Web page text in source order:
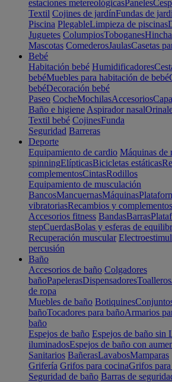
estaciones metereológicasPaneles
Textil Cojines de jardínFundas de
Piscina PlegableLimpieza de piscinas
Juguetes ColumpiosToboganes
Mascotas ComederosJaulasCasetas
Bebé
Habitación bebé Humidificadores
bebéMuebles para habitación de bebé
bebéDecoración bebé
Paseo CocheMochilasAccesorios
Baño e higiene Aspirador nasal
Textil bebé CojinesFunda
Seguridad Barreras
Deporte
Equipamiento de cardio Máquinas de
spinningElípticasBicicletas estáticas
complementosCintasRodillos
Equipamiento de musculación
BancosMancuernasMáquinas
vibratoriasRecambios y complementos
Accesorios fitness BandasBarras
stepCuerdasBolas y esferas de
Recuperación muscular
percusión
Baño
Accesorios de baño Colgadores
bañoPapelerasDispensadoresToalleros
de ropa
Muebles de baño Botiquines
bañoTocadores para bañoArmarios
baño
Espejos de baño Espejos de baño sin
iluminadosEspejos de baño con
Sanitarios BañerasLavabosMamparas
Grifería Grifos para cocinaGrifos
Seguridad de baño Barras de